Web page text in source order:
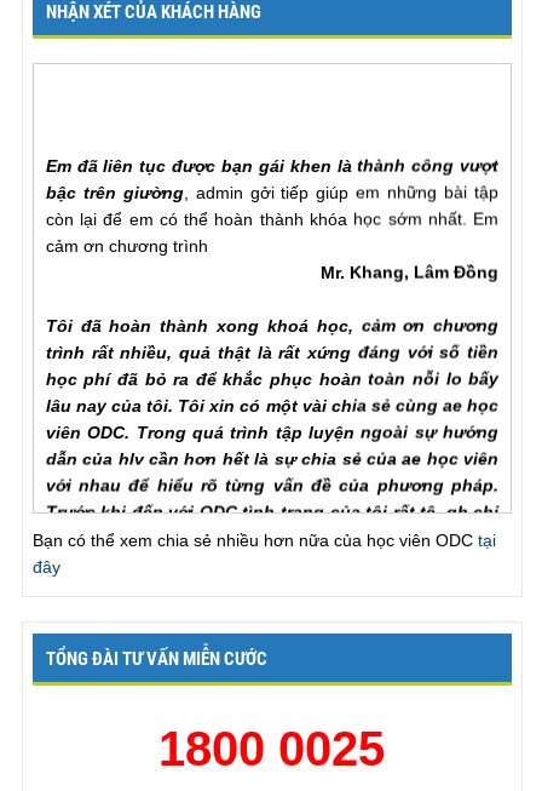
NHẬN XÉT CỦA KHÁCH HÀNG
bậc trên giường, admin gởi tiếp giúp em những bài tập
còn lại để em có thể hoàn thành khóa học sớm nhất. Em
cảm ơn chương trình
trình rất nhiều, quả thật là rất xứng đáng với số tiền
học phí đã bỏ ra để khắc phục hoàn toàn nỗi lo bấy
lâu nay của tôi. Tôi xin có một vài chia sẻ cùng ae học
viên ODC. Trong quá trình tập luyện ngoài sự hướng
dẫn của hlv cần hơn hết là sự chia sẻ của ae học viên
với nhau để hiểu rõ từng vấn đề của phương pháp.
Trước khi đến với ODC tình trạng của tôi rất tệ, qh chỉ
chưa đầy một phú đã out, làm theo các bài tập nhưng
vẫn khong cải thiện đc như nhiều ae học viên đã chia
sẻ với chuong trinh, tôi đã chăm chỉ làm lại từ đầu và
chỉ khác biệt ở chỗ khi ... để lên dinh lan mot ma ko
xuat tinh thi ko bi mất sức và qh rat xung o lan thu 2.
Chưa bao gio toi thay vợ hài lòng như bây giờ, khen
Một lần nữa xin cảm ơn chương trình!
Nguyễn Trung Kiên, Hạ Long
Bạn có thể xem chia sẻ nhiều hơn nữa của học viên ODC tại
đây
TỔNG ĐÀI TƯ VẤN MIỄN CƯỚC
1800 0025